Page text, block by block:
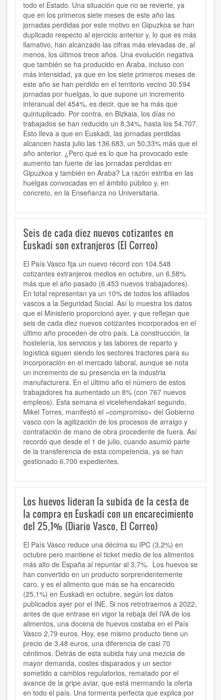
todo el Estado. Una situación que no se revierte, ya
que en los primeros siete meses de este año las
jornadas perdidas por este motivo en Gipuzkoa se han
duplicado respecto al ejercicio anterior y, lo que es más
llamativo, han alcanzado las cifras más elevadas de, al
menos, los últimos trece años. Una evolución negativa
que también se ha producido en Araba, incluso con
más intensidad, ya que en los siete primeros meses de
este año se han perdido en el territorio vecino 30.594
jornadas por huelgas, lo que supone un incremento
interanual del 454%, es decir, que se ha más que
quintuplicado. Por contra, en Bizkaia, los días no
trabajados se han reducido un 8,34%, hasta los 54.707.
Esto lleva a que en Euskadi, las jornadas perdidas
alcancen hasta julio las 136.683, un 50,33% más que el
año anterior. ¿Pero qué es lo que ha provocado este
aumento tan fuerte de las jornadas perdidas en
Gipuzkoa y también en Araba? La razón estriba en las
huelgas convocadas en el ámbito público y, en
concreto, en la Enseñanza no Universitaria.
Seis de cada diez nuevos cotizantes en
Euskadi son extranjeros (El Correo)
El País Vasco fija un nuevo récord con 104.548
cotizantes extranjeros medios en octubre, un 6,58%
más que el año pasado (6.453 nuevos trabajadores).
En total representan ya un 10% de todos los afiliados
vascos a la Seguridad Social. Así lo muestra los datos
que el Ministerio proporcionó ayer, y que reflejan que
seis de cada diez nuevos cotizantes incorporados en el
último año proceden de otro país. La construcción, la
hostelería, los servicios y las labores de reparto y
logística siguen siendo los sectores tractores para su
incorporación en el mercado laboral, aunque se nota
un incremento de su presencia en la industria
manufacturera. En el último año el número de estos
trabajadores ha aumentado un 8% (con 767 nuevos
empleos). Esta semana el vicelehendakari segundo,
Mikel Torres, manifestó el «compromiso» del Gobierno
vasco con la agilización de los procesos de arraigo y
contratación de mano de obra procedente de fuera. Así
recordó que desde el 1 de julio, cuando asumió parte
de la transferencia de esta competencia, ya se han
gestionado 6.700 expedientes.
Los huevos lideran la subida de la cesta de
la compra en Euskadi con un encarecimiento
del 25,1% (Diario Vasco, El Correo)
El País Vasco reduce una décima su IPC (3,2%) en
octubre pero mantiene el ticket medio de los alimentos
más alto de España al repuntar al 3,7%. Los huevos se
han convertido en un producto sorprendentemente
caro, y es el alimento que más se ha encarecido
(25,1%) en Euskadi en octubre, según los datos
publicados ayer por el INE. Si nos retrotraemos a 2022,
antes de que entrase en vigor la rebaja del IVA de los
alimentos, una docena de huevos costaba en el País
Vasco 2,79 euros. Hoy, ese mismo producto tiene un
precio de 3,48 euros, una diferencia de casi 70
céntimos. Detrás de esta subida hay una mezcla de
mayor demanda, costes disparados y un sector
sometido a cambios regulatorios, rematado por el
avance de la gripe aviar, que está mermando la oferta
en todo el país. Una tormenta perfecta que explica por